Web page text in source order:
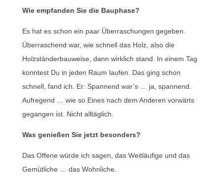
Wie empfanden Sie die Bauphase?
Es hat es schon ein paar Überraschungen gegeben.
Überraschend war, wie schnell das Holz, also die
Holzständerbauweise, dann wirklich stand. In einem Tag
konntest Du in jeden Raum laufen. Das ging schon
schnell, fand ich. Er: Spannend war’s … ja, spannend.
Aufregend … wie so Eines nach dem Anderen vorwärts
gegangen ist. Nicht alltäglich.
Was genießen Sie jetzt besonders?
Das Offene würde ich sagen, das Weitläufige und das
Gemütliche … das Wohnliche.